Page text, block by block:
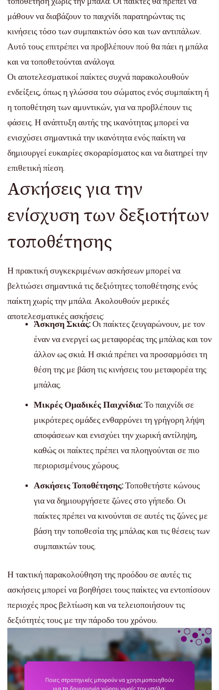
μάθουν να διαβάζουν το παιχνίδι παρατηρώντας τις
κινήσεις τόσο των συμπαικτών όσο και των αντιπάλων.
Αυτό τους επιτρέπει να προβλέπουν πού θα πάει η μπάλα
και να τοποθετούνται ανάλογα.
Οι αποτελεσματικοί παίκτες συχνά παρακολουθούν
ενδείξεις, όπως η γλώσσα του σώματος ενός συμπαίκτη ή
η τοποθέτηση των αμυντικών, για να προβλέπουν τις
φάσεις. Η ανάπτυξη αυτής της ικανότητας μπορεί να
ενισχύσει σημαντικά την ικανότητα ενός παίκτη να
δημιουργεί ευκαιρίες σκοραρίσματος και να διατηρεί την
επιθετική πίεση.
Ασκήσεις για την
ενίσχυση των δεξιοτήτων
τοποθέτησης
Η πρακτική συγκεκριμένων ασκήσεων μπορεί να
βελτιώσει σημαντικά τις δεξιότητες τοποθέτησης ενός
παίκτη χωρίς την μπάλα. Ακολουθούν μερικές
αποτελεσματικές ασκήσεις:
Άσκηση Σκιάς: Οι παίκτες ζευγαρώνουν, με τον
έναν να ενεργεί ως μεταφορέας της μπάλας και τον
άλλον ως σκιά. Η σκιά πρέπει να προσαρμόσει τη
θέση της με βάση τις κινήσεις του μεταφορέα της
μπάλας.
Μικρές Ομαδικές Παιχνίδια: Το παιχνίδι σε
μικρότερες ομάδες ενθαρρύνει τη γρήγορη λήψη
αποφάσεων και ενισχύει την χωρική αντίληψη,
καθώς οι παίκτες πρέπει να πλοηγούνται σε πιο
περιορισμένους χώρους.
Ασκήσεις Τοποθέτησης: Τοποθετήστε κώνους
για να δημιουργήσετε ζώνες στο γήπεδο. Οι
παίκτες πρέπει να κινούνται σε αυτές τις ζώνες με
βάση την τοποθεσία της μπάλας και τις θέσεις των
συμπαικτών τους.
Η τακτική παρακολούθηση της προόδου σε αυτές τις
ασκήσεις μπορεί να βοηθήσει τους παίκτες να εντοπίσουν
περιοχές προς βελτίωση και να τελειοποιήσουν τις
δεξιότητές τους με την πάροδο του χρόνου.